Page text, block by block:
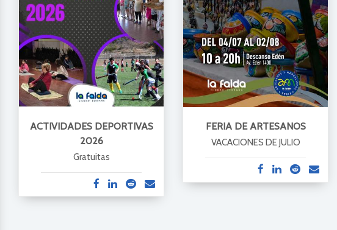
ACTIVIDADES DEPORTIVAS
2026
Gratuitas
FERIA DE ARTESANOS
VACACIONES DE JULIO